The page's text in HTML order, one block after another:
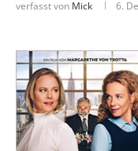
verfasst von Mick 6.